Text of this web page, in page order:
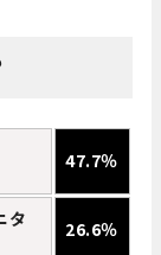
47.7％
タ
26.6％